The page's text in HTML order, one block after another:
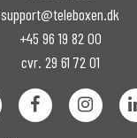
support@teleboxen.dk
+45 96 19 82 00
cvr. 29 61 72 01